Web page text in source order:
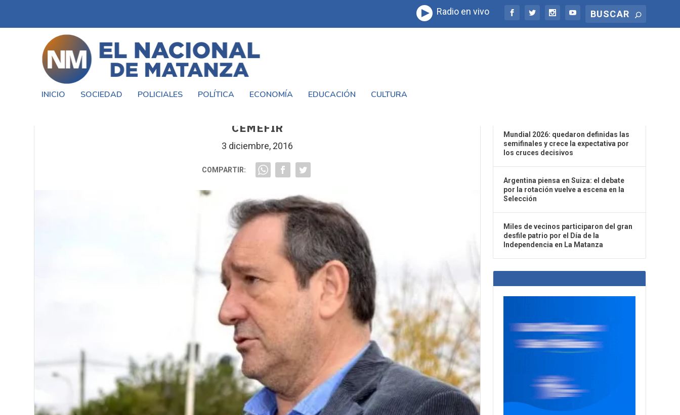
Radio en vivo
INICIO SOCIEDAD POLICIALES POLÍTICA ECONOMÍA EDUCACIÓN CULTURA
CEMEFIR
3 diciembre, 2016
COMPARTIR:
Mundial 2026: quedaron definidas las
semifinales y crece la expectativa por
los cruces decisivos
Argentina piensa en Suiza: el debate
por la rotación vuelve a escena en la
Selección
Miles de vecinos participaron del gran
desfile patrio por el Día de la
Independencia en La Matanza